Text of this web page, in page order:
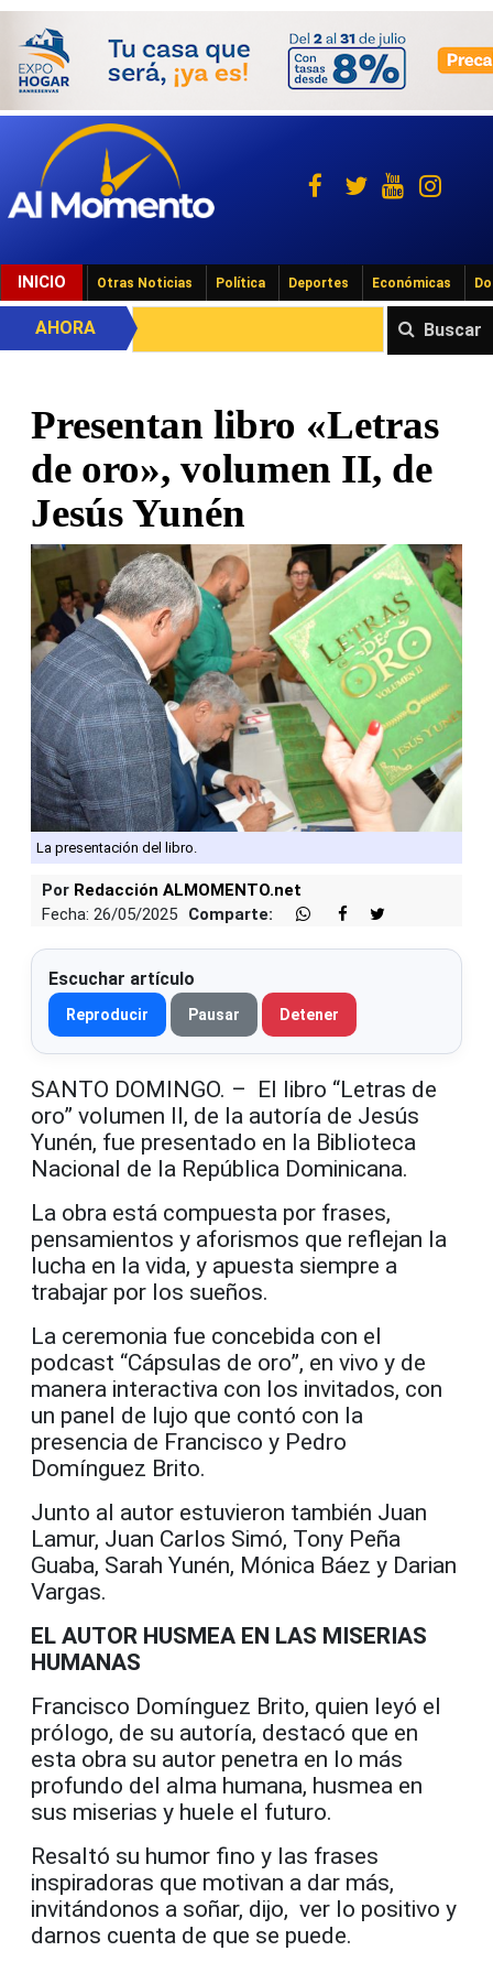
INICIO Otras Noticias Política Deportes Económicas
Buscar
AHORA
Presentan libro «Letras
de oro», volumen II, de
Jesús Yunén
La presentación del libro.
Por Redacción ALMOMENTO.net
Fecha: 26/05/2025
Comparte:
Escuchar artículo
Reproducir Pausar Detener
SANTO DOMINGO. – El libro “Letras de
oro” volumen II, de la autoría de Jesús
Yunén, fue presentado en la Biblioteca
Nacional de la República Dominicana.
La obra está compuesta por frases,
pensamientos y aforismos que reflejan la
lucha en la vida, y apuesta siempre a
trabajar por los sueños.
La ceremonia fue concebida con el
podcast “Cápsulas de oro”, en vivo y de
manera interactiva con los invitados, con
un panel de lujo que contó con la
presencia de Francisco y Pedro
Domínguez Brito.
Junto al autor estuvieron también Juan
Lamur, Juan Carlos Simó, Tony Peña
Guaba, Sarah Yunén, Mónica Báez y Darian
Vargas.
EL AUTOR HUSMEA EN LAS MISERIAS
HUMANAS
Francisco Domínguez Brito, quien leyó el
prólogo, de su autoría, destacó que en
esta obra su autor penetra en lo más
profundo del alma humana, husmea en
sus miserias y huele el futuro.
Resaltó su humor fino y las frases
inspiradoras que motivan a dar más,
invitándonos a soñar, dijo, ver lo positivo y
darnos cuenta de que se puede.